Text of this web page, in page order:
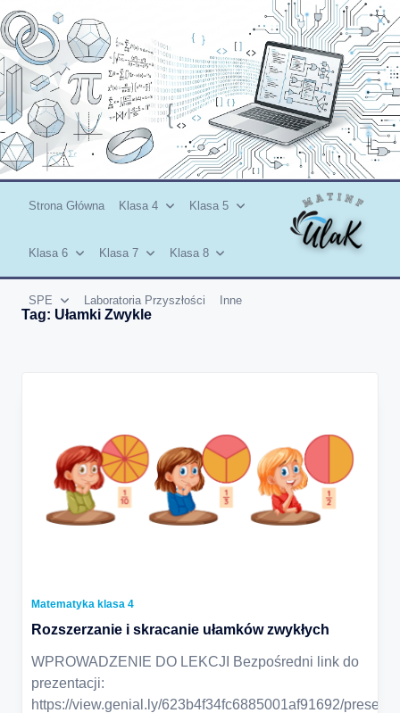
Skip
to
content
Strona Główna Klasa 4 Klasa 5
Klasa 6 Klasa 7 Klasa 8
SPE Laboratoria Przyszłości Inne
Tag: Ułamki Zwykle
Matematyka klasa 4
Rozszerzanie i skracanie ułamków zwykłych
WPROWADZENIE DO LEKCJI Bezpośredni link do
prezentacji:
https://view.genial.ly/623b4f34fc6885001af91692/